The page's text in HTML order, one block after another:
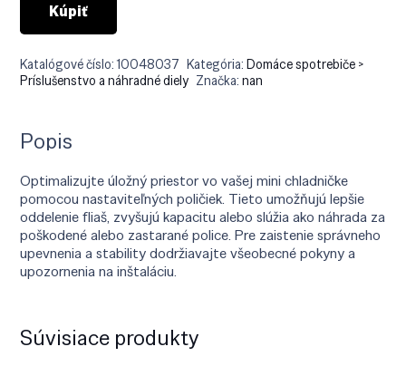
Kúpiť
Katalógové číslo:10048037 Kategória:Domáce spotrebiče >
Príslušenstvo a náhradné diely Značka:nan
Popis
Optimalizujte úložný priestor vo vašej mini chladničke
pomocou nastaviteľných poličiek. Tieto umožňujú lepšie
oddelenie fliaš, zvyšujú kapacitu alebo slúžia ako náhrada za
poškodené alebo zastarané police. Pre zaistenie správneho
upevnenia a stability dodržiavajte všeobecné pokyny a
upozornenia na inštaláciu.
Súvisiace produkty